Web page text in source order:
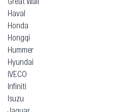
Haval
Honda
Hongqi
Hummer
Hyundai
IVECO
Infiniti
Isuzu